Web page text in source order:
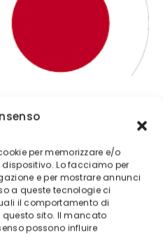
per memorizzare e/o
Lo facciamo per
e per mostrare annunci
a queste tecnologie ci
il comportamento di
sito. Il mancato
possono influire